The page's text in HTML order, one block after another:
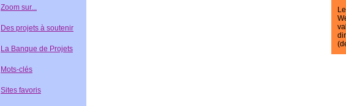
Zoom sur...
Des projets à soutenir
La Banque de Projets
Mots-clés
Sites favoris